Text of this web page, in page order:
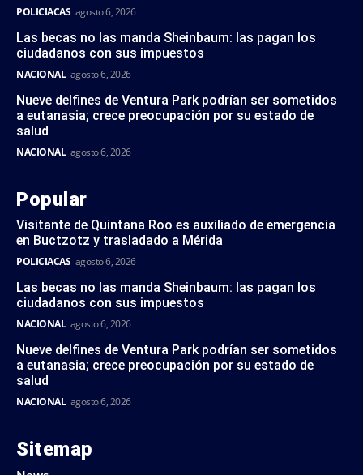
POLICIACAS agosto 6, 2026
Las becas no las manda Sheinbaum: las pagan los
ciudadanos con sus impuestos
NACIONAL agosto 6, 2026
Nueve delfines de Ventura Park podrían ser sometidos
a eutanasia; crece preocupación por su estado de
salud
NACIONAL agosto 6, 2026
Popular
Visitante de Quintana Roo es auxiliado de emergencia
en Buctzotz y trasladado a Mérida
POLICIACAS agosto 6, 2026
Las becas no las manda Sheinbaum: las pagan los
ciudadanos con sus impuestos
NACIONAL agosto 6, 2026
Nueve delfines de Ventura Park podrían ser sometidos
a eutanasia; crece preocupación por su estado de
salud
NACIONAL agosto 6, 2026
Sitemap